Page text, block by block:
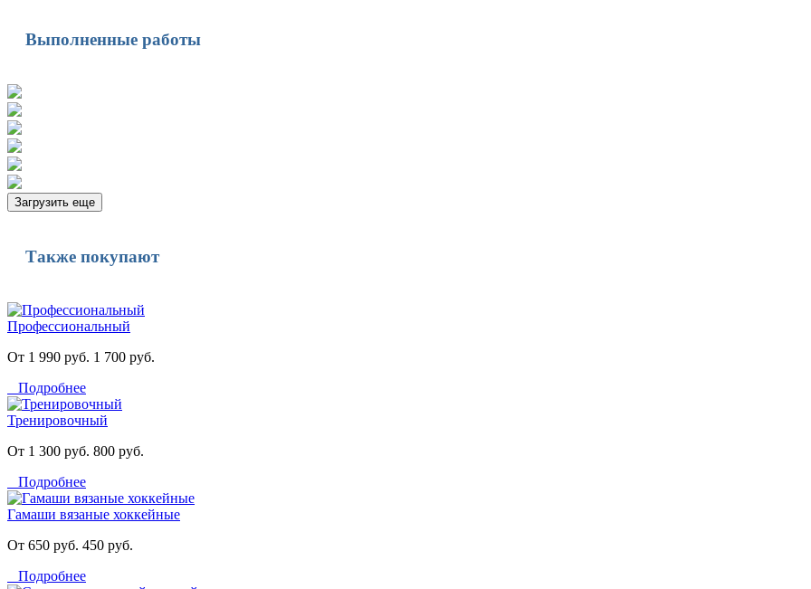
Выполненные работы
Загрузить еще
Также покупают
Профессиональный
От 1 990 руб. 1 700 руб.
Подробнее
Тренировочный
От 1 300 руб. 800 руб.
Подробнее
Гамаши вязаные хоккейные
От 650 руб. 450 руб.
Подробнее